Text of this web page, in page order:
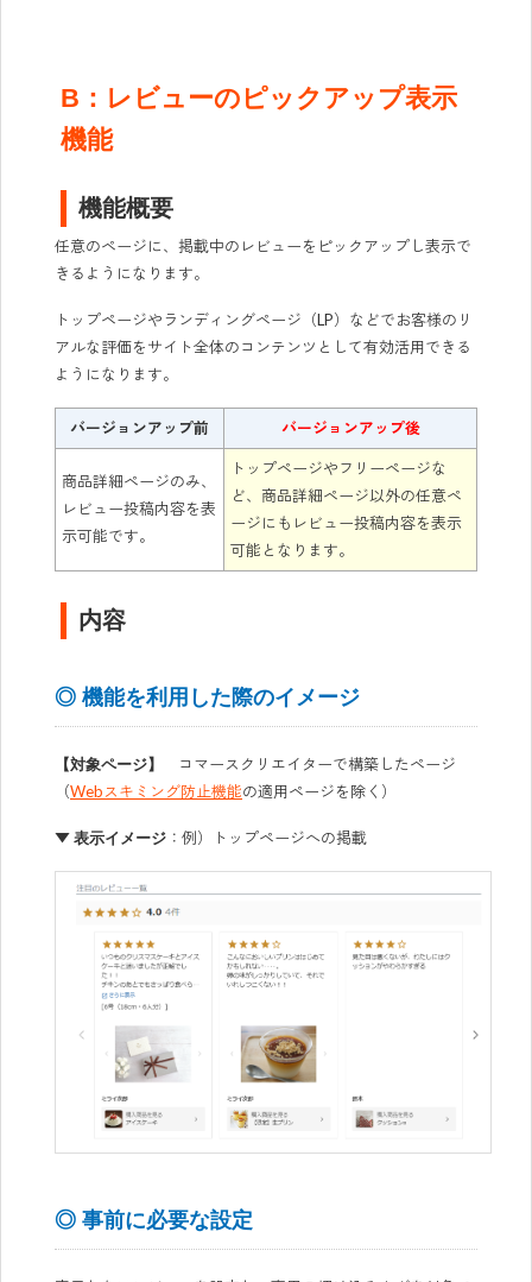
B：レビューのピックアップ表示
機能
機能概要
任意のページに、掲載中のレビューをピックアップし表示で
きるようになります。
トップページやランディングページ（LP）などでお客様のリ
アルな評価をサイト全体のコンテンツとして有効活用できる
ようになります。
バージョンアップ前 バージョンアップ後
商品詳細ページのみ、
レビュー投稿内容を表
示可能です。
トップページやフリーページな
ど、商品詳細ページ以外の任意ペ
ージにもレビュー投稿内容を表示
可能となります。
内容
◎ 機能を利用した際のイメージ
【対象ページ】
コマースクリエイターで構築したページ
（Webスキミング防止機能の適用ページを除く）
▼ 表示イメージ ：例）トップページへの掲載
◎ 事前に必要な設定